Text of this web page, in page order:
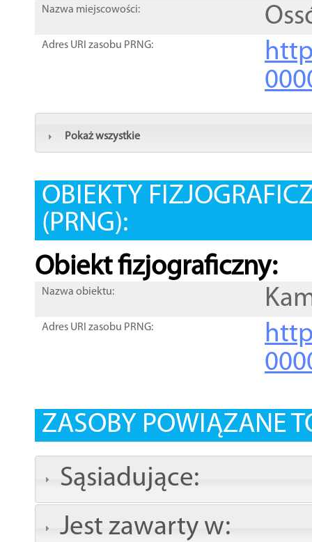
Nazwa miejscowości:
Adres URI zasobu PRNG:
Pokaż wszystkie
OBIEKTY
(PRNG):
Obiekt fizjograficzny:
Nazwa obiektu:
Adres URI zasobu PRNG:
ZASOBY POWIĄZANE
Sąsiadujące:
Jest zawarty w: